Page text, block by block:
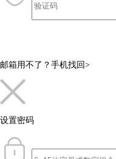
邮箱用不了？ 手机找回>
设置密码